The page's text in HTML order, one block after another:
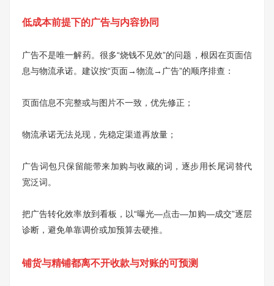
低成本前提下的广告与内容协同
广告不是唯一解药。很多“烧钱不见效”的问题，根因在页面信
息与物流承诺。建议按“页面→物流→广告”的顺序排查：
页面信息不完整或与图片不一致，优先修正；
物流承诺无法兑现，先稳定渠道再放量；
广告词包只保留能带来加购与收藏的词，逐步用长尾词替代
宽泛词。
把广告转化效率放到看板，以“曝光—点击—加购—成交”逐层
诊断，避免单靠调价或加预算去硬推。
铺货与精铺都离不开收款与对账的可预测